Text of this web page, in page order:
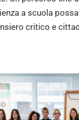
a scuola
critico e